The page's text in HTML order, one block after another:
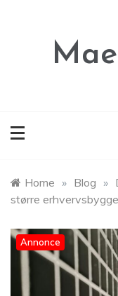
Home » Blog »
større
Annonce